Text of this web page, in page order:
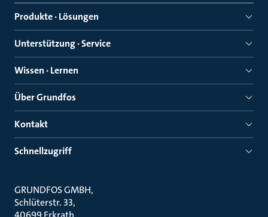
Produkte · Lösungen
Unterstützung · Service
Wissen · Lernen
Über Grundfos
Kontakt
Schnellzugriff
GRUNDFOS GMBH
Schlüterstr. 33